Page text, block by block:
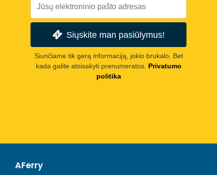
Siųskite man pasiūlymus!
Siunčiame tik gerą informaciją, jokio brukalo. Bet
kada galite atsisakyti prenumeratos. Privatumo
politika
AFerry